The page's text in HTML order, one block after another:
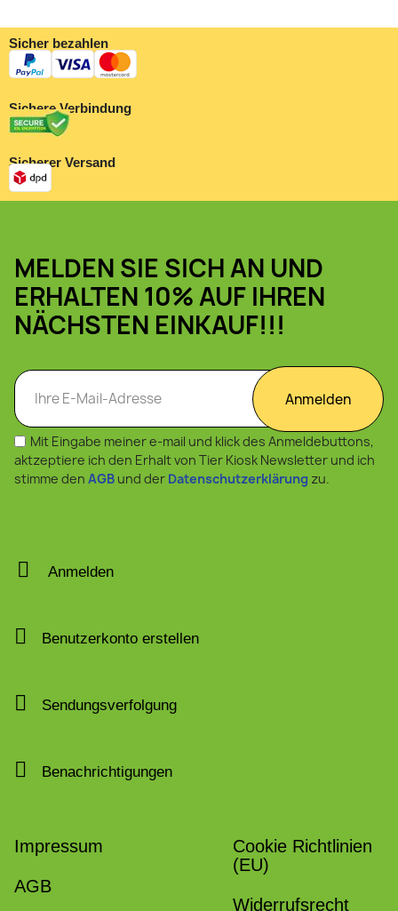
Sicher bezahlen
Sichere Verbindung
Sicherer Versand
MELDEN SIE SICH AN UND
ERHALTEN 10% AUF IHREN
NÄCHSTEN EINKAUF!!!
Anmelden
Mit Eingabe meiner e-mail und klick des Anmeldebuttons,
aktzeptiere ich den Erhalt von Tier Kiosk Newsletter und ich
stimme den AGB und der Datenschutzerklärung zu.
Anmelden
Benutzerkonto erstellen
Sendungsverfolgung
Benachrichtigungen
Impressum
AGB
Cookie Richtlinien
(EU)
Widerrufsrecht